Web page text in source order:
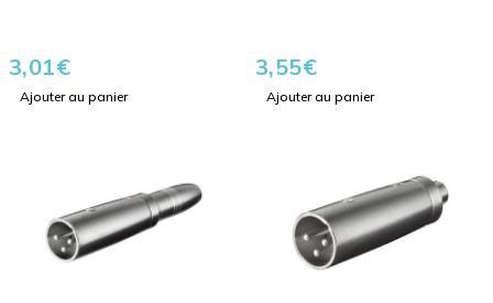
3,01€
Ajouter au panier
3,55€
Ajouter au panier